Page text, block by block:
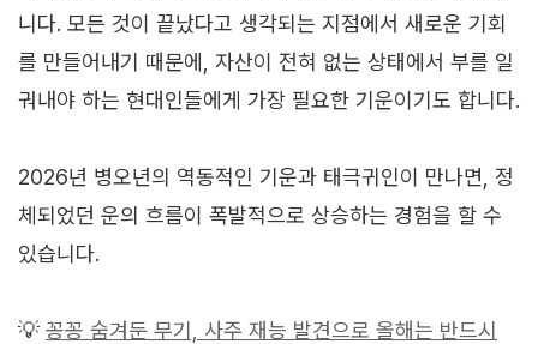
니다. 모든 것이 끝났다고 생각되는 지점에서 새로운 기회
를 만들어내기 때문에, 자산이 전혀 없는 상태에서 부를 일
궈내야 하는 현대인들에게 가장 필요한 기운이기도 합니다.
2026년 병오년의 역동적인 기운과 태극귀인이 만나면, 정
체되었던 운의 흐름이 폭발적으로 상승하는 경험을 할 수
있습니다.
💡 꽁꽁 숨겨둔 무기, 사주 재능 발견으로 올해는 반드시